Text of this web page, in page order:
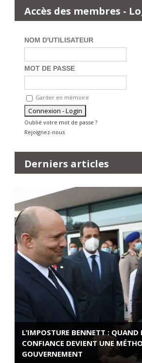
Accès des membres -
NOM D'UTILISATEUR
MOT DE PASSE
Garder en mémoire
Oublié votre mot de passe ?
Rejoignez-nous
Derniers articles
L’IMPOSTURE BENNETT : QUAND
CONFIANCE DEVIENT UNE
GOUVERNEMENT